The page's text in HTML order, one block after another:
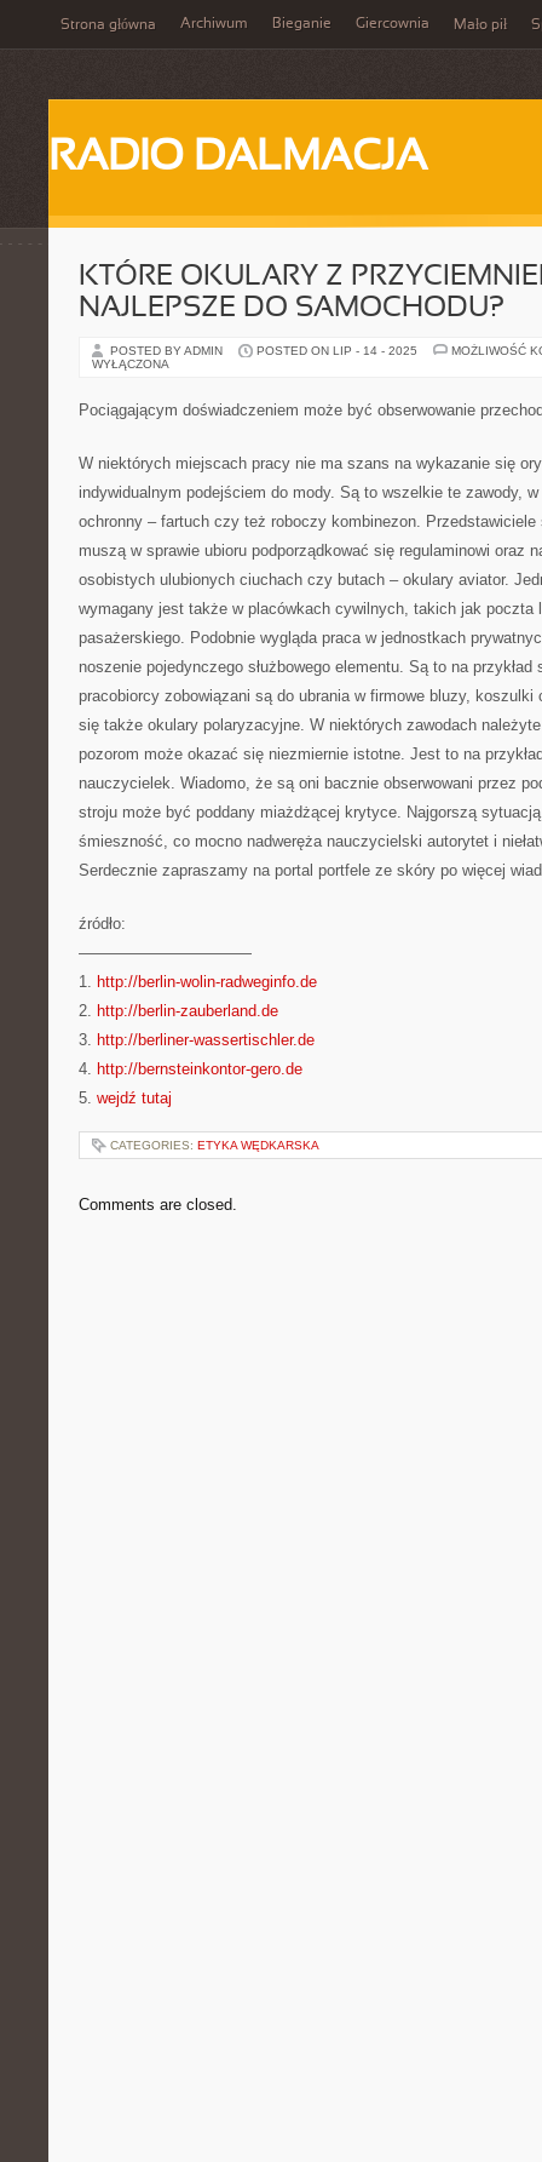
Strona główna Archiwum Bieganie Giercownia Mało pił
RADIO DALMACJA
KTÓRE OKULARY Z
NAJLEPSZE DO SAMOCHODU?
POSTED BY ADMIN POSTED ON LIP - 14 - 2025
MOŻLIWOŚĆ
WYŁĄCZONA
Pociągającym doświadczeniem może być obserwowanie
W niektórych miejscach pracy nie ma szans na wykazanie się
indywidualnym podejściem do mody. Są to wszelkie te zawody,
ochronny – fartuch czy też roboczy kombinezon. Przedstawiciele
muszą w sprawie ubioru podporządkować się regulaminowi oraz
osobistych ulubionych ciuchach czy butach – okulary aviator.
wymagany jest także w placówkach cywilnych, takich jak poczta
pasażerskiego. Podobnie wygląda praca w jednostkach
noszenie pojedynczego służbowego elementu. Są to na
pracobiorcy zobowiązani są do ubrania w firmowe bluzy,
się także okulary polaryzacyjne. W niektórych zawodach
pozorom może okazać się niezmiernie istotne. Jest to na
nauczycielek. Wiadomo, że są oni bacznie obserwowani przez
stroju może być poddany miażdżącej krytyce. Najgorszą
śmieszność, co mocno nadweręża nauczycielski autorytet i
Serdecznie zapraszamy na portal portfele ze skóry po więcej
źródło:
———————————
1. http://berlin-wolin-radweginfo.de
2. http://berlin-zauberland.de
3. http://berliner-wassertischler.de
4. http://bernsteinkontor-gero.de
5. wejdź tutaj
CATEGORIES: ETYKA WĘDKARSKA
Comments are closed.